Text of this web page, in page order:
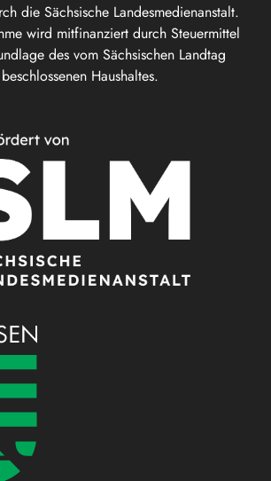
die Sächsische Landesmedienanstalt.
wird mitfinanziert durch Steuermittel
des vom Sächsischen Landtag
beschlossenen Haushaltes.